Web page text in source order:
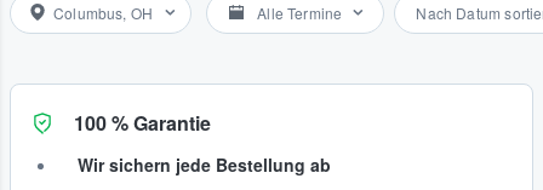
Columbus, OH Alle Termine Nach Datum
100 % Garantie
Wir sichern jede Bestellung ab